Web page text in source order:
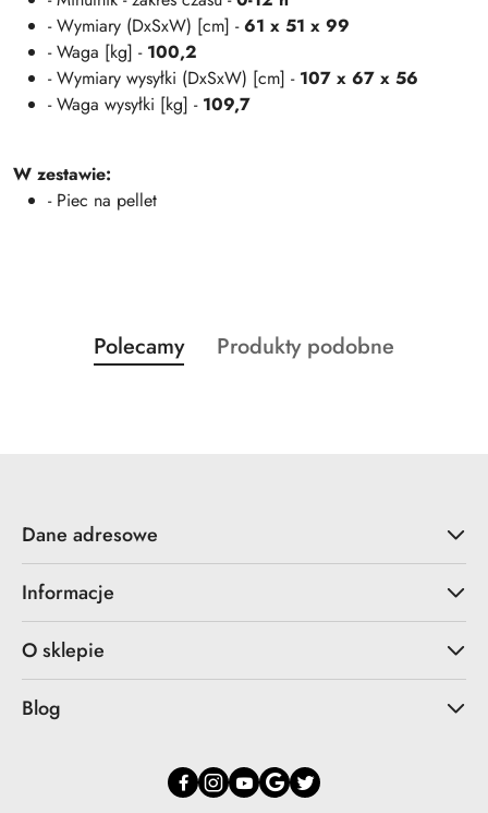
- Wymiary (DxSxW) [cm] -61 x 51 x 99
- Waga [kg] - 100,2
- Wymiary wysyłki (DxSxW) [cm] - 107 x 67 x 56
- Waga wysyłki [kg] - 109,7
W zestawie:
- Piec na pellet
Pomiń karuzelę produktów
Produkty
o
Polecamy
Produkty
Produkty podobne
Dane adresowe
Informacje
O sklepie
Blog